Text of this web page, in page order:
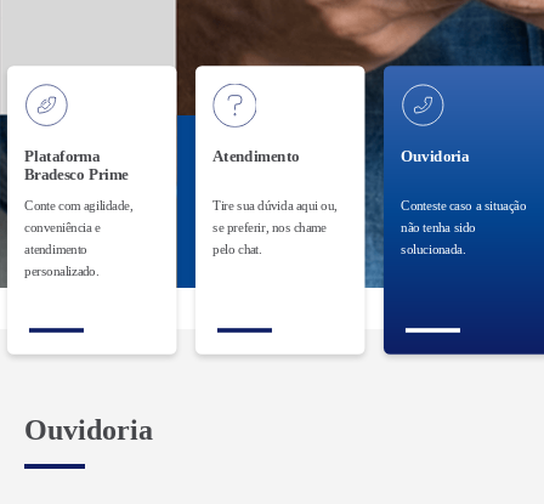
Financiamentos
Plataforma
Bradesco Prime
Conte com agilidade,
conveniência e
atendimento
personalizado.
Atendimento
Tire sua dúvida aqui ou,
se preferir, nos chame
pelo chat.
Ouvidoria
Conteste caso a situação
não tenha sido
solucionada.
Ouvidoria